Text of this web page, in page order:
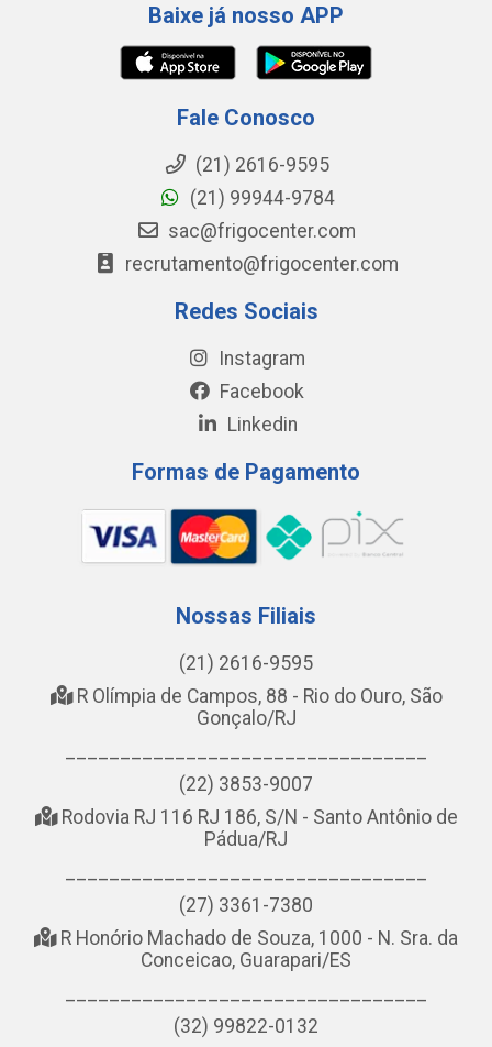
Baixe já nosso APP
Fale Conosco
(21) 2616-9595
(21) 99944-9784
sac@frigocenter.com
recrutamento@frigocenter.com
Redes Sociais
Instagram
Facebook
Linkedin
Formas de Pagamento
Nossas Filiais
(21) 2616-9595
R Olímpia de Campos, 88 - Rio do Ouro, São
Gonçalo/RJ
(22) 3853-9007
Rodovia RJ 116 RJ 186, S/N - Santo Antônio de
Pádua/RJ
(27) 3361-7380
R Honório Machado de Souza, 1000 - N. Sra. da
Conceicao, Guarapari/ES
(32) 99822-0132